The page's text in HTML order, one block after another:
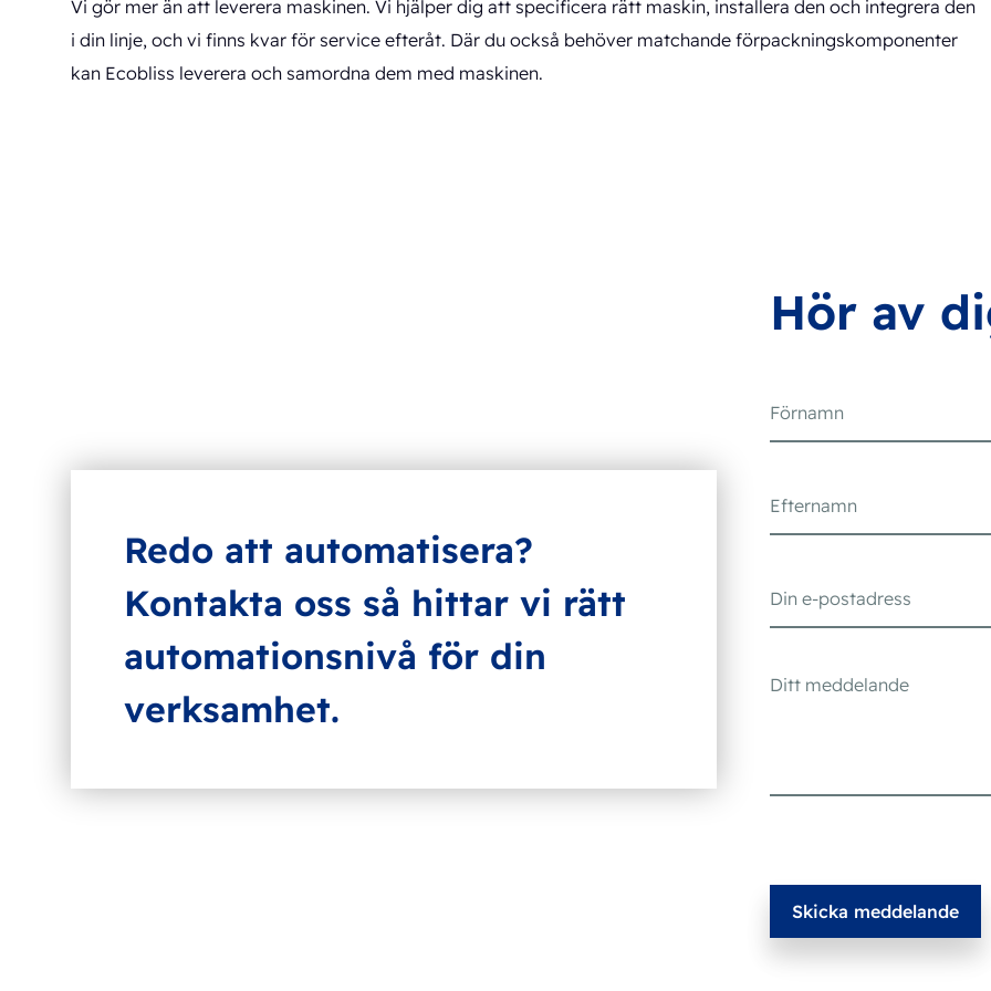
Vi gör mer än att leverera maskinen. Vi hjälper dig att specificera rätt maskin, installera den och integrera den
i din linje, och vi finns kvar för service efteråt. Där du också behöver matchande förpackningskomponenter
kan Ecobliss leverera och samordna dem med maskinen.
Redo att automatisera?
Kontakta oss så hittar vi rätt
automationsnivå för din
verksamhet.
Hör av